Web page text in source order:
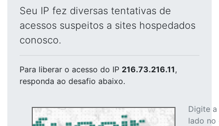
Seu IP fez diversas tentativas de
acessos suspeitos a sites hospedados
conosco.
Para liberar o acesso do IP 216.73.216.11,
responda ao desafio abaixo.
Digite
lado no